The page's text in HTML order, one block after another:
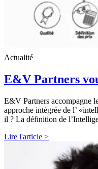
Actualité
E&V Partners
E&V Partners accompagne
approche intégrée de l’
il ? La définition de
Lire l'article >